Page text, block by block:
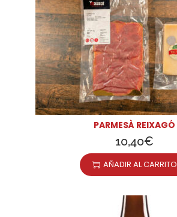
PARMESÀ REIXAGÓ
10,40€
AÑADIR AL CARRITO